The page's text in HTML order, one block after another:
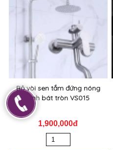
Bộ vòi sen tắm đứng nóng
lạnh bát tròn VS015
1,900,000đ